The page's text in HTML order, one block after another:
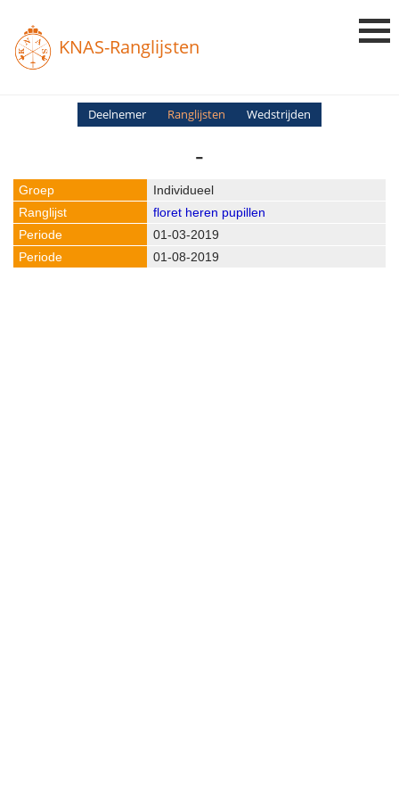
KNAS-Ranglijsten
Login
Deelnemer Ranglijsten Wedstrijden
-
Individueel
floret heren pupillen
01-03-2019
01-08-2019